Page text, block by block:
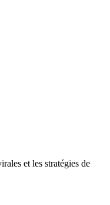
et les stratégies de